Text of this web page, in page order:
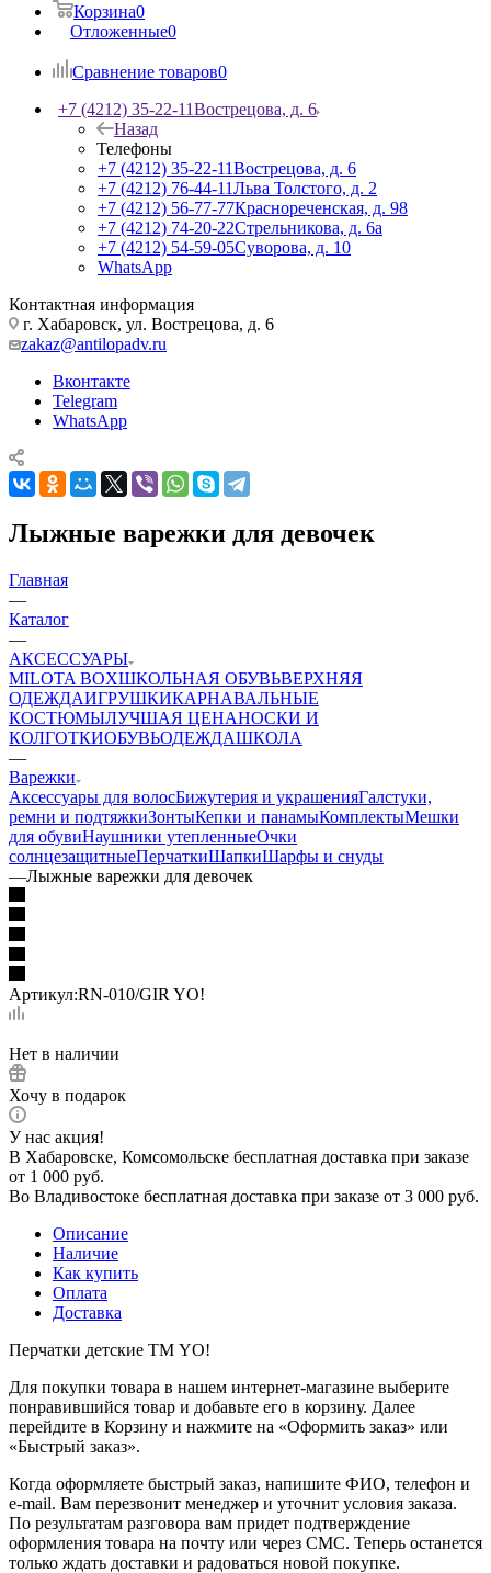
Корзина0
Отложенные0
Сравнение товаров0
+7 (4212) 35-22-11Вострецова, д. 6
Назад
Телефоны
+7 (4212) 35-22-11Вострецова, д. 6
+7 (4212) 76-44-11Льва Толстого, д. 2
+7 (4212) 56-77-77Краснореченская, д. 98
+7 (4212) 74-20-22Стрельникова, д. 6а
+7 (4212) 54-59-05Суворова, д. 10
WhatsApp
Контактная информация
г. Хабаровск, ул. Вострецова, д. 6
zakaz@antilopadv.ru
Вконтакте
Telegram
WhatsApp
Лыжные варежки для девочек
Главная
—
Каталог
—
АКСЕССУАРЫ
MILOTA BOXШКОЛЬНАЯ ОБУВЬВЕРХНЯЯ
ОДЕЖДАИГРУШКИКАРНАВАЛЬНЫЕ
КОСТЮМЫЛУЧШАЯ ЦЕНАНОСКИ И
КОЛГОТКИОБУВЬОДЕЖДАШКОЛА
—
Варежки
Аксессуары для волосБижутерия и украшенияГалстуки,
ремни и подтяжкиЗонтыКепки и панамыКомплектыМешки
для обувиНаушники утепленныеОчки
солнцезащитныеПерчаткиШапкиШарфы и снуды
—Лыжные варежки для девочек
Артикул:RN-010/GIR YO!
Нет в наличии
Хочу в подарок
У нас акция!
В Хабаровске, Комсомольске бесплатная доставка при заказе
от 1 000 руб.
Во Владивостоке бесплатная доставка при заказе от 3 000 руб.
Описание
Наличие
Как купить
Оплата
Доставка
Перчатки детские ТМ YO!
Для покупки товара в нашем интернет-магазине выберите
понравившийся товар и добавьте его в корзину. Далее
перейдите в Корзину и нажмите на «Оформить заказ» или
«Быстрый заказ».
Когда оформляете быстрый заказ, напишите ФИО, телефон и
e-mail. Вам перезвонит менеджер и уточнит условия заказа.
По результатам разговора вам придет подтверждение
оформления товара на почту или через СМС. Теперь останется
только ждать доставки и радоваться новой покупке.